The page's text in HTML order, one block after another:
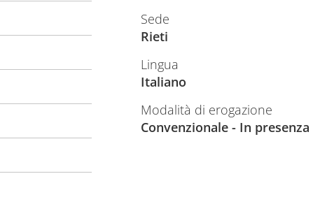
Sede
Rieti
Lingua
Italiano
Modalità di erogazione
Convenzionale - In presenza